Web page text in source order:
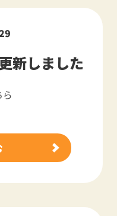
新しました